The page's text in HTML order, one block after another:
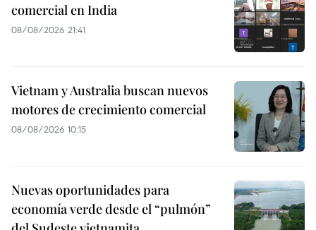
comercial en India
08/08/2026 21:41
Vietnam y Australia buscan nuevos
motores de crecimiento comercial
08/08/2026 10:15
Nuevas oportunidades para
economía verde desde el “pulmón”